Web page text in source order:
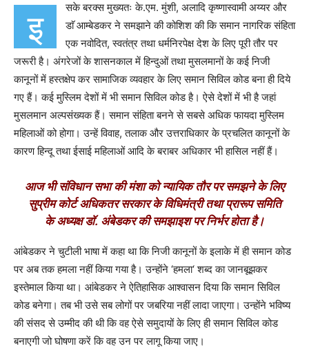
इ
सके बरक्स मुख्यतः के.एम. मुंशी, अलादि कृष्णास्वामी अय्यर और
डाॅ आम्बेडकर ने समझाने की कोशिश की कि समान नागरिक संहिता
एक नवोदित, स्वतंत्र तथा धर्मनिरपेक्ष देश के लिए पूरी तौर पर
जरूरी है। अंगरेजों के शासनकाल में हिन्दुओं तथा मुसलमानों के कई निजी
कानूनों में हस्तक्षेप कर सामाजिक व्यवहार के लिए समान सिविल कोड बना ही दिये
गए हैं। कई मुस्लिम देशों में भी समान सिविल कोड है। ऐसे देशों में भी है जहां
मुसलमान अल्पसंख्यक हैं। समान संहिता बनने से सबसे अधिक फायदा मुस्लिम
महिलाओं को होगा। उन्हें विवाह, तलाक और उत्तराधिकार के प्रचलित कानूनों के
कारण हिन्दू तथा ईसाई महिलाओं आदि के बराबर अधिकार भी हासिल नहीं हैं।
आज भी संविधान सभा की मंशा को न्यायिक तौर पर समझने के लिए
सुप्रीम कोर्ट अधिकतर सरकार के विधिमंत्री तथा प्रारूप समिति
के अध्यक्ष डाॅ. अंबेडकर की समझाइश पर निर्भर होता है।
आंबेडकर ने चुटीली भाषा में कहा था कि निजी कानूनों के इलाके में ही समान कोड
पर अब तक हमला नहीं किया गया है। उन्होंने ‘हमला‘ शब्द का जानबूझकर
इस्तेमाल किया था। आंबेडकर ने ऐतिहासिक आश्वासन दिया कि समान सिविल
कोड बनेगा। तब भी उसे सब लोगों पर जबरिया नहीं लादा जाएगा। उन्होंने भविष्य
की संसद से उम्मीद की थी कि वह ऐसे समुदायों के लिए ही समान सिविल कोड
बनाएगी जो घोषणा करें कि वह उन पर लागू किया जाए।